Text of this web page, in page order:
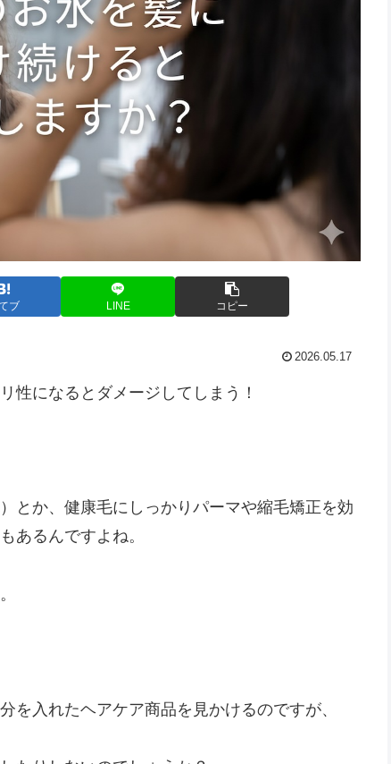
ブ LINE コピー
2026.05.17
性になるとダメージしてしまう！
とか、健康毛にしっかりパーマや縮毛矯正を効
あるんですよね。
を入れたヘアケア商品を見かけるのですが、